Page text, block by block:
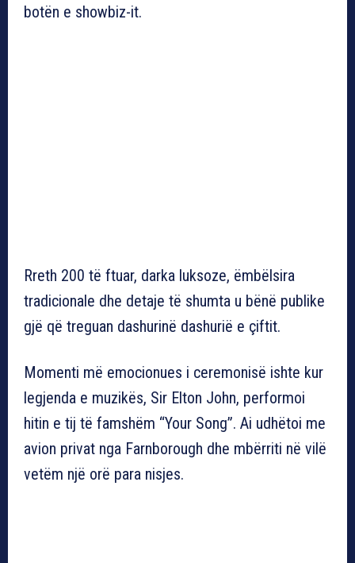
botën e showbiz-it.
Rreth 200 të ftuar, darka luksoze, ëmbëlsira
tradicionale dhe detaje të shumta u bënë publike
gjë që treguan dashurinë dashurië e çiftit.
Momenti më emocionues i ceremonisë ishte kur
legjenda e muzikës, Sir Elton John, performoi
hitin e tij të famshëm “Your Song”. Ai udhëtoi me
avion privat nga Farnborough dhe mbërriti në vilë
vetëm një orë para nisjes.